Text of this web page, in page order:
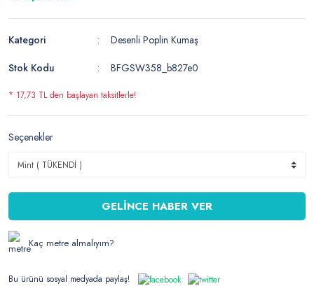
Kategori
Desenli Poplin Kumaş
Stok Kodu
BFGSW358_b827e0
* 17,73 TL den başlayan taksitlerle!
Seçenekler
GELİNCE HABER VER
Kaç metre almalıyım?
Bu ürünü sosyal medyada paylaş!